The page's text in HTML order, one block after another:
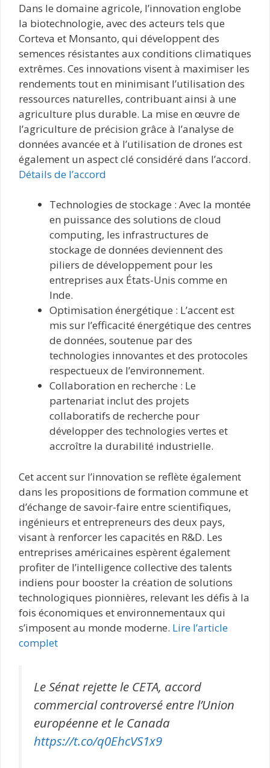
Dans le domaine agricole, l’innovation englobe
la biotechnologie, avec des acteurs tels que
Corteva et Monsanto, qui développent des
semences résistantes aux conditions climatiques
extrêmes. Ces innovations visent à maximiser les
rendements tout en minimisant l’utilisation des
ressources naturelles, contribuant ainsi à une
agriculture plus durable. La mise en œuvre de
l’agriculture de précision grâce à l’analyse de
données avancée et à l’utilisation de drones est
également un aspect clé considéré dans l’accord.
Détails de l’accord
Technologies de stockage : Avec la montée
en puissance des solutions de cloud
computing, les infrastructures de
stockage de données deviennent des
piliers de développement pour les
entreprises aux États-Unis comme en
Inde.
Optimisation énergétique : L’accent est
mis sur l’efficacité énergétique des centres
de données, soutenue par des
technologies innovantes et des protocoles
respectueux de l’environnement.
Collaboration en recherche : Le
partenariat inclut des projets
collaboratifs de recherche pour
développer des technologies vertes et
accroître la durabilité industrielle.
Cet accent sur l’innovation se reflète également
dans les propositions de formation commune et
d’échange de savoir-faire entre scientifiques,
ingénieurs et entrepreneurs des deux pays,
visant à renforcer les capacités en R&D. Les
entreprises américaines espèrent également
profiter de l’intelligence collective des talents
indiens pour booster la création de solutions
technologiques pionnières, relevant les défis à la
fois économiques et environnementaux qui
s’imposent au monde moderne. Lire l’article
complet
Le Sénat rejette le CETA, accord
commercial controversé entre l’Union
européenne et le Canada
https://t.co/q0EhcVS1x9